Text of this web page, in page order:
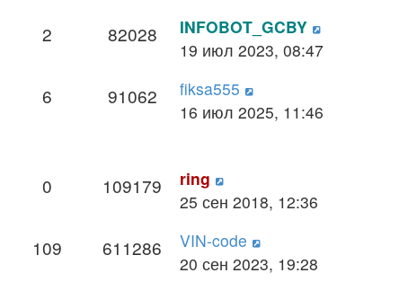
2 82028
INFOBOT_GCBY
19 июл 2023, 08:47
6 91062
fiksa555
16 июл 2025, 11:46
0 109179
ring
25 сен 2018, 12:36
109 611286
VIN-code
20 сен 2023, 19:28